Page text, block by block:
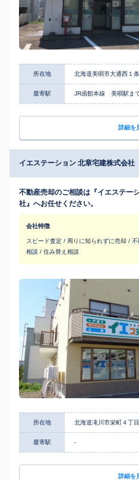
所在地 北海道美唄市大通西１
最寄駅 JR函館本線 美唄駅ま
詳細を
イエステーション 北章宅建株式会
不動産売却のご相談は『イエステ
社』へお任せください。
会社特徴
スピード査定 / 周りに知られずに売却 /
相談 / 住み替え相談
所在地 北海道滝川市栄町４丁
最寄駅 -
詳細を